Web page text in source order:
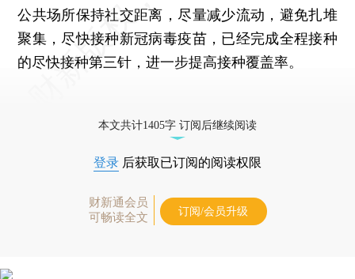
公共场所保持社交距离，尽量减少流动，避免扎堆
聚集，尽快接种新冠病毒疫苗，已经完成全程接种
的尽快接种第三针，进一步提高接种覆盖率。
本文共计1405字 订阅后继续阅读
登录 后获取已订阅的阅读权限
财新通会员
可畅读全文
订阅/会员升级